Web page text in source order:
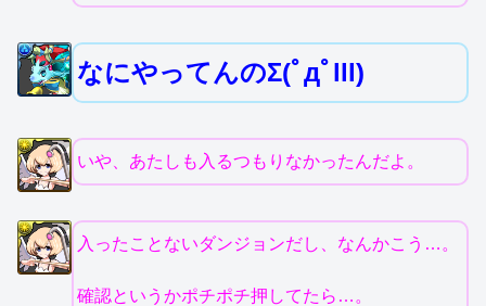
なにやってんのΣ(ﾟдﾟlll)
いや、あたしも入るつもりなかったんだよ。
入ったことないダンジョンだし、なんかこう…。
確認というかポチポチ押してたら…。